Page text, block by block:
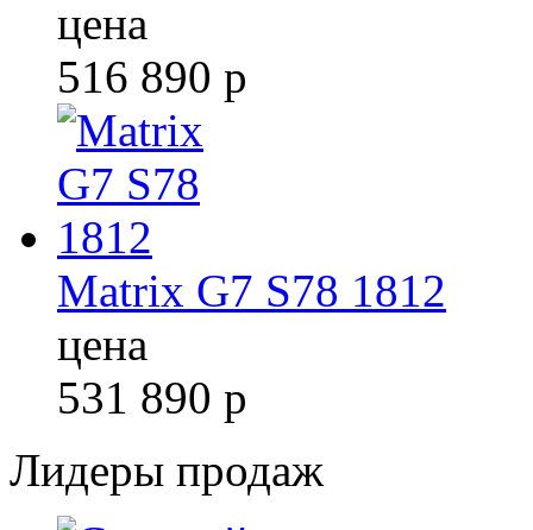
цена
516 890 р
Matrix G7 S78 1812
цена
531 890 р
Лидеры продаж